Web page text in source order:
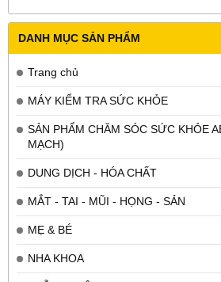
DANH MỤC SẢN PHẨM
Trang chủ
MÁY KIỂM TRA SỨC KHỎE
SẢN PHẨM CHĂM SÓC SỨC KHỎE
MẠCH)
DUNG DỊCH - HÓA CHẤT
MẮT - TAI - MŨI - HỌNG - SẢN
MẸ & BÉ
NHA KHOA